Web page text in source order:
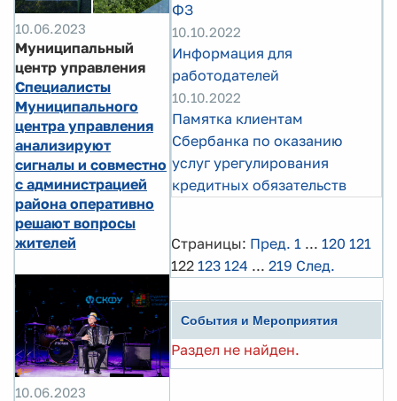
10.06.2023
Муниципальный
центр управления
Специалисты
Муниципального
центра управления
анализируют
сигналы и совместно
с администрацией
района оперативно
решают вопросы
жителей
10.06.2023
ФЗ
10.10.2022
Информация для
работодателей
10.10.2022
Памятка клиентам
Сбербанка по оказанию
услуг урегулирования
кредитных обязательств
Страницы: Пред. 1 ... 120 121
122 123 124 ... 219 След.
События и Мероприятия
Раздел не найден.